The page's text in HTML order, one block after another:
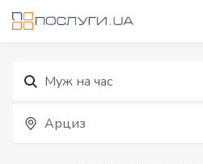
Муж на час
Арциз